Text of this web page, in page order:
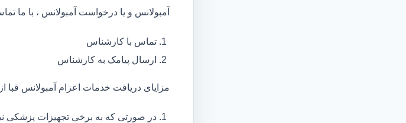
آمبولانس و یا درخواست آمبولانس ، با ما
تماس با کارشناس
ارسال پیامک به کارشناس
مزایای دریافت خدمات اعزام آمبولانس
در صورتی که به برخی تجهیزات پزشکی